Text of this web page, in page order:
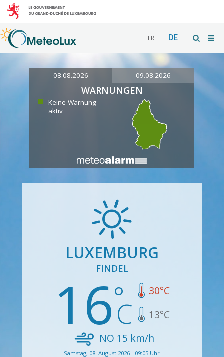
FR DE
08.08.2026 09.08.2026
WARNUNGEN
Keine Warnung
aktiv
LUXEMBURG
FINDEL
16 30°C
13°C
NO 15 km/h
Samstag, 08. August 2026 - 09:05 Uhr